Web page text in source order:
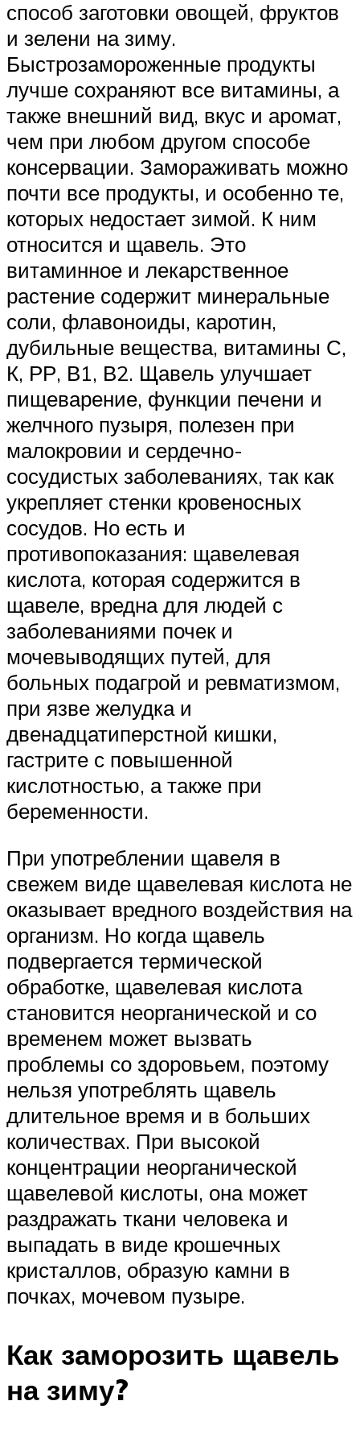
способ заготовки овощей, фруктов
и зелени на зиму.
Быстрозамороженные продукты
лучше сохраняют все витамины, а
также внешний вид, вкус и аромат,
чем при любом другом способе
консервации. Замораживать можно
почти все продукты, и особенно те,
которых недостает зимой. К ним
относится и щавель. Это
витаминное и лекарственное
растение содержит минеральные
соли, флавоноиды, каротин,
дубильные вещества, витамины С,
К, РР, В1, В2. Щавель улучшает
пищеварение, функции печени и
желчного пузыря, полезен при
малокровии и сердечно-
сосудистых заболеваниях, так как
укрепляет стенки кровеносных
сосудов. Но есть и
противопоказания: щавелевая
кислота, которая содержится в
щавеле, вредна для людей с
заболеваниями почек и
мочевыводящих путей, для
больных подагрой и ревматизмом,
при язве желудка и
двенадцатиперстной кишки,
гастрите с повышенной
кислотностью, а также при
беременности.
При употреблении щавеля в
свежем виде щавелевая кислота не
оказывает вредного воздействия на
организм. Но когда щавель
подвергается термической
обработке, щавелевая кислота
становится неорганической и со
временем может вызвать
проблемы со здоровьем, поэтому
нельзя употреблять щавель
длительное время и в больших
количествах. При высокой
концентрации неорганической
щавелевой кислоты, она может
раздражать ткани человека и
выпадать в виде крошечных
кристаллов, образую камни в
почках, мочевом пузыре.
Как заморозить щавель
на зиму?